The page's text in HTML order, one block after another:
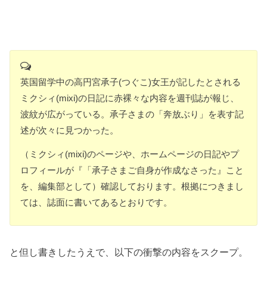
英国留学中の高円宮承子(つぐこ)女王が記したとされる
ミクシィ(mixi)の日記に赤裸々な内容を週刊誌が報じ、
波紋が広がっている。承子さまの「奔放ぶり」を表す記
述が次々に見つかった。
（ミクシィ(mixi)のページや、ホームページの日記やプ
ロフィールが『「承子さまご自身が作成なさった』こと
を、編集部として）確認しております。根拠につきまし
ては、誌面に書いてあるとおりです。
と但し書きしたうえで、以下の衝撃の内容をスクープ。